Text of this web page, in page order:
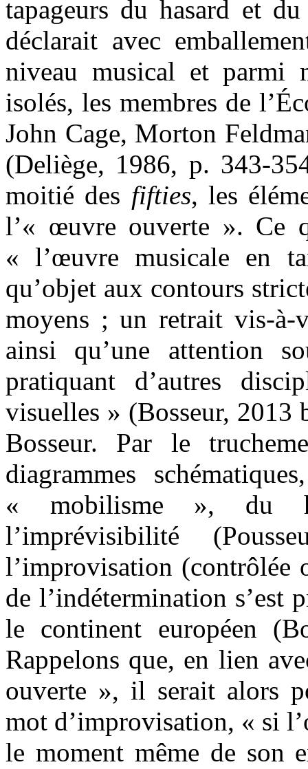
tapageurs du hasard et
déclarait avec
niveau musical et parmi
isolés, les membres de
John Cage, Morton
(Deliège, 1986, p. 343-
moitié des fifties, les
l’« œuvre ouverte ». Ce
« l’œuvre musicale en
qu’objet aux contours
moyens ; un retrait vis-à-
ainsi qu’une attention
pratiquant d’autres
visuelles » (Bosseur, 2013
Bosseur. Par le
diagrammes
« mobilisme », du
l’imprévisibilité
l’improvisation (contrôlée
de l’indétermination s’est
le continent européen
Rappelons que, en lien
ouverte », il serait alors
mot d’improvisation, « si
le moment même de son